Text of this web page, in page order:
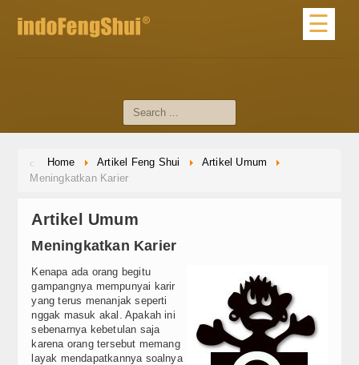
About Us
Profile Master
Artikel Feng Shui
Artikel Umum
Tips Feng Shui
☰
Home Artikel Feng Shui
Artikel Umum
Meningkatkan Karier
Artikel Umum
Meningkatkan Karier
Kenapa ada orang begitu
gampangnya mempunyai karir
yang terus menanjak seperti
nggak masuk akal. Apakah ini
sebenarnya kebetulan saja
karena orang tersebut memang
layak mendapatkannya soalnya